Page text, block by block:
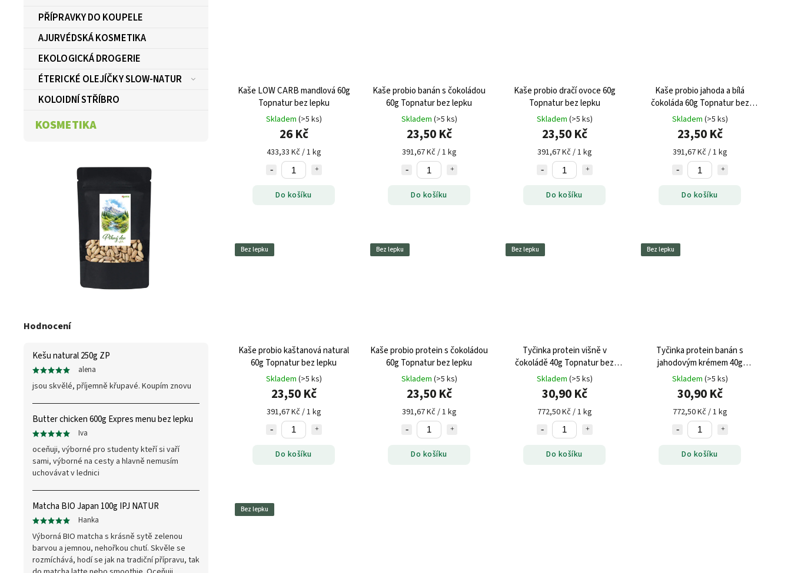
PŘÍPRAVKY DO KOUPELE
AJURVÉDSKÁ KOSMETIKA
EKOLOGICKÁ DROGERIE
ÉTERICKÉ OLEJÍČKY SLOW-NATUR
KOLOIDNÍ STŘÍBRO
KOSMETIKA
Hodnocení
Kešu natural 250g ZP
alena
jsou skvělé, příjemně křupavé. Koupím znovu
Butter chicken 600g Expres menu bez lepku
Iva
oceňuji, výborné pro studenty kteří si vaří
sami, výborné na cesty a hlavně nemusím
uchovávat v lednici
Matcha BIO Japan 100g IPJ NATUR
Hanka
Výborná BIO matcha s krásně sytě zelenou
barvou a jemnou, nehořkou chutí. Skvěle se
rozmíchává, hodí se jak na tradiční přípravu, tak
Kaše LOW CARB mandlová 60g
Topnatur bez lepku
Skladem (>5 ks)
26 Kč
433,33 Kč / 1 kg
Do košíku
Kaše probio banán s čokoládou
60g Topnatur bez lepku
Skladem (>5 ks)
23,50 Kč
391,67 Kč / 1 kg
Do košíku
Kaše probio dračí ovoce 60g
Topnatur bez lepku
Skladem (>5 ks)
23,50 Kč
391,67 Kč / 1 kg
Do košíku
Kaše probio jahoda a bílá
čokoláda 60g Topnatur bez
lepku
Skladem (>5 ks)
23,50 Kč
391,67 Kč / 1 kg
Do košíku
Bez lepku
Kaše probio kaštanová natural
60g Topnatur bez lepku
Skladem (>5 ks)
23,50 Kč
391,67 Kč / 1 kg
Do košíku
Bez lepku
Kaše probio protein s čokoládou
60g Topnatur bez lepku
Skladem (>5 ks)
23,50 Kč
391,67 Kč / 1 kg
Do košíku
Bez lepku
Tyčinka protein višně v
čokoládě 40g Topnatur bez
lepku
Skladem (>5 ks)
30,90 Kč
772,50 Kč / 1 kg
Do košíku
Bez lepku
Tyčinka protein banán s
jahodovým krémem 40g
Topnatur bez lepku
Skladem (>5 ks)
30,90 Kč
772,50 Kč / 1 kg
Do košíku
Bez lepku